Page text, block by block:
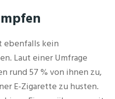
ebenfalls kein
Laut einer Umfrage
rund 57 % von ihnen zu,
E-Zigarette zu husten.